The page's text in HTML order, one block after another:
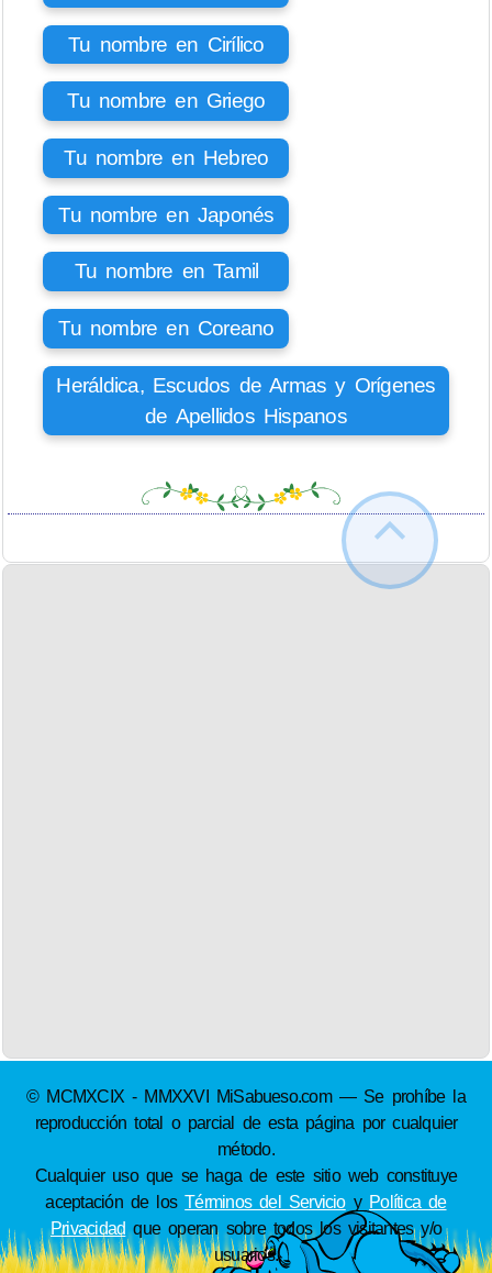
Tu nombre en Cirílico
Tu nombre en Griego
Tu nombre en Hebreo
Tu nombre en Japonés
Tu nombre en Tamil
Tu nombre en Coreano
Heráldica, Escudos de Armas y Orígenes
de Apellidos Hispanos
© MCMXCIX - MMXXVI MiSabueso.com — Se prohíbe la
reproducción total o parcial de esta página por cualquier
método.
Cualquier uso que se haga de este sitio web constituye
aceptación de losTérminos del Servicioy Política de
Privacidad que operan sobre todos los visitantes y/o
usuarios.